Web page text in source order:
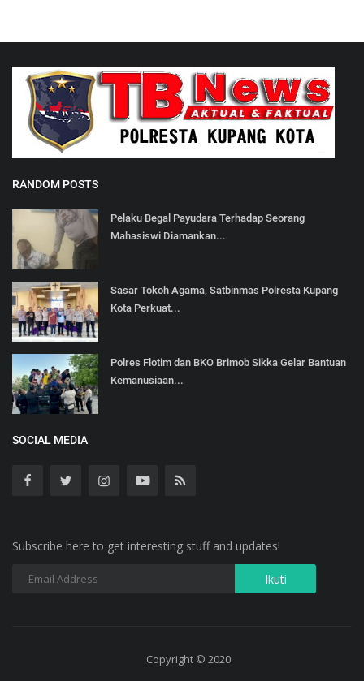
RANDOM POSTS
Pelaku Begal Payudara Terhadap Seorang
Mahasiswi Diamankan...
Sasar Tokoh Agama, Satbinmas Polresta Kupang
Kota Perkuat...
Polres Flotim dan BKO Brimob Sikka Gelar Bantuan
Kemanusiaan...
SOCIAL MEDIA
Subscribe here to get interesting stuff and updates!
Copyright © 2020